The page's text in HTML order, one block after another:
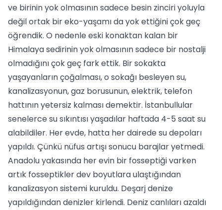
ve birinin yok olmasının sadece besin zinciri yoluyla
değil ortak bir eko-yaşamı da yok ettiğini çok geç
öğrendik. O nedenle eski konaktan kalan bir
Himalaya sedirinin yok olmasının sadece bir nostalji
olmadığını çok geç fark ettik. Bir sokakta
yaşayanların çoğalması, o sokağı besleyen su,
kanalizasyonun, gaz borusunun, elektrik, telefon
hattının yetersiz kalması demektir. İstanbullular
senelerce su sıkıntısı yaşadılar haftada 4-5 saat su
alabildiler. Her evde, hatta her dairede su depoları
yapıldı. Çünkü nüfus artışı sonucu barajlar yetmedi.
Anadolu yakasında her evin bir fosseptiği varken
artık fosseptikler dev boyutlara ulaştığından
kanalizasyon sistemi kuruldu. Deşarj denize
yapıldığından denizler kirlendi. Deniz canlıları azaldı